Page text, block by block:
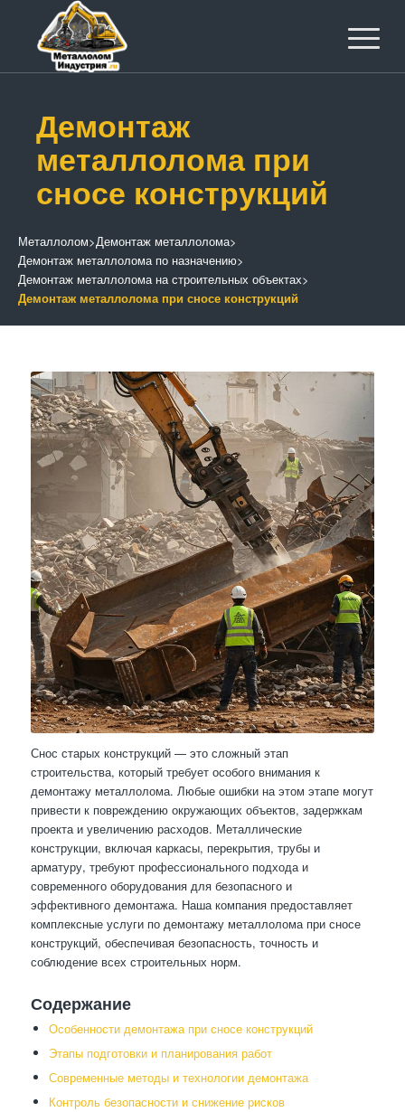
Демонтаж
металлолома при
сносе конструкций
Металлолом>Демонтаж металлолома>
Демонтаж металлолома по назначению>
Демонтаж металлолома на строительных объектах>
Демонтаж металлолома при сносе конструкций
Снос старых конструкций — это сложный этап
строительства, который требует особого внимания к
демонтажу металлолома. Любые ошибки на этом этапе могут
привести к повреждению окружающих объектов, задержкам
проекта и увеличению расходов. Металлические
конструкции, включая каркасы, перекрытия, трубы и
арматуру, требуют профессионального подхода и
современного оборудования для безопасного и
эффективного демонтажа. Наша компания предоставляет
комплексные услуги по демонтажу металлолома при сносе
конструкций, обеспечивая безопасность, точность и
соблюдение всех строительных норм.
Содержание
Особенности демонтажа при сносе конструкций
Этапы подготовки и планирования работ
Современные методы и технологии демонтажа
Контроль безопасности и снижение рисков